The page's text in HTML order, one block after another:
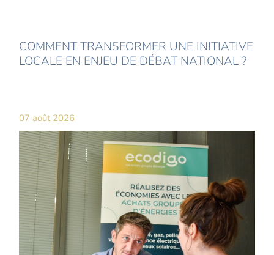
COMMENT TRANSFORMER UNE INITIATIVE
LOCALE EN ENJEU DE DÉBAT NATIONAL ?
07 août 2026